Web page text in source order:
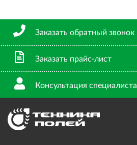
Заказать обратный звонок
Заказать прайс-лист
Консультация специалиста